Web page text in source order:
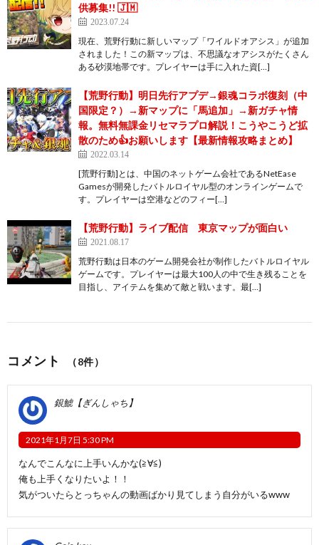
供募集!! 🇯🇲
2023.07.24
現在、荒野行動に新しいマップ「ワイルドオアシス」が追加
されました！この新マップは、不思議なオアシスがたくさん
ある砂漠地帯です。プレイヤーは手に入れた資[…]
【荒野行動】明日先行アプデ→銀魂コラボ復刻（中
国限定？）→新マップに「馬追加」→新ガチャ情
報。無料無課金リセマラプロ解説！こうやこうど拡
散のため👍お願いします【最新情報攻略まとめ】
2022.03.14
[荒野行動]とは、中国のネットゲーム会社であるNetEase
Gamesが開発したバトルロイヤル型のオンラインゲームで
す。プレイヤーは空港などのフィー[…]
【荒野行動】ライブ配信 東京マップが面白い
2021.08.17
荒野行動は日本のゲーム開発会社が制作したバトルロイヤル
ゲームです。プレイヤーは最大100人の中で生き残ることを
目指し、アイテムを集めて敵と戦います。最[…]
コメント （8件）
銀鯱【ぎんしゃち】
2021年1月7日 5:30 PM
なんでこんなに上手いんかな(≧∀≦)
俺も上手くなりたいよ！！
気がついたらとっちゃんの動画ばかり見てしまう自分がいるwww